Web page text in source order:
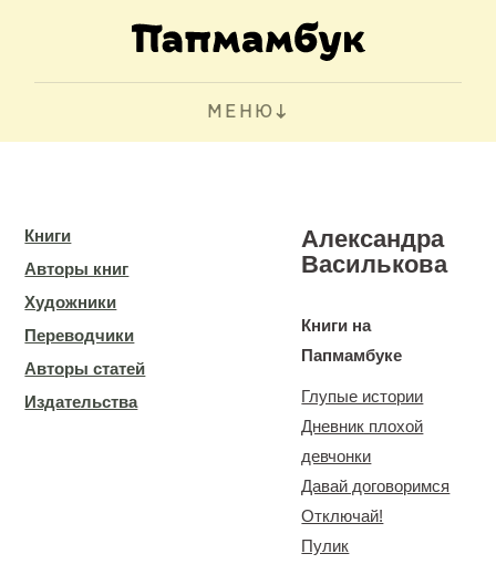
МЕНЮ
Книги
Авторы книг
Художники
Переводчики
Авторы статей
Издательства
Александра
Василькова
Книги на
Папмамбуке
Глупые истории
Дневник плохой
девчонки
Давай договоримся
Отключай!
Пулик